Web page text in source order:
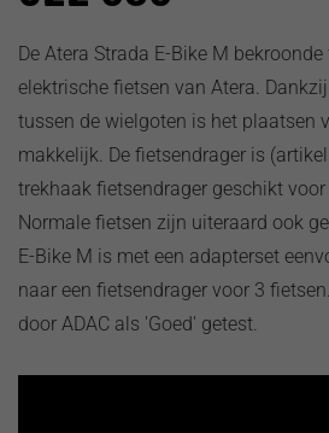
De Atera Strada E-Bike M
elektrische fietsen van Atera.
tussen de wielgoten is het plaatsen
makkelijk. De fietsendrager is
trekhaak fietsendrager geschikt voor
Normale fietsen zijn uiteraard ook
E-Bike M is met een adapterset
naar een fietsendrager voor 3
door ADAC als 'Goed' getest.